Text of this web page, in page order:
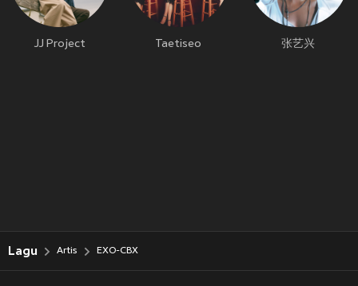
JJ Project Taetiseo 张艺兴
Lagu Artis EXO-CBX